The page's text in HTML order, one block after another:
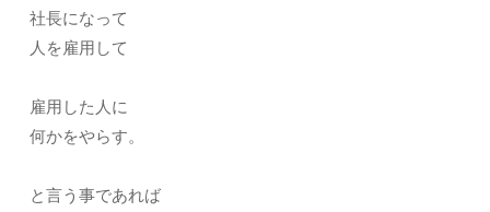
社長になって
人を雇用して
雇用した人に
何かをやらす。
と言う事であれば